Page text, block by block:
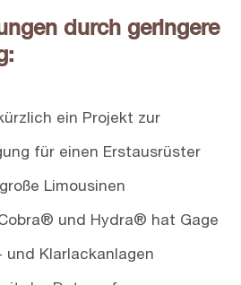
durch geringere
ein Projekt zur
für einen Erstausrüster
Limousinen
und Hydra® hat Gage
und Klarlackanlagen